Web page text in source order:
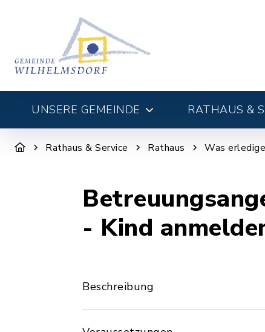
UNSERE GEMEINDE RATHAUS &
Rathaus & Service Rathaus Was
- Kind
Beschreibung